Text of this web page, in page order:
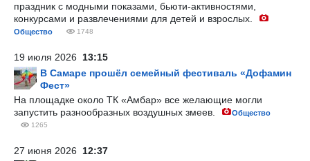
праздник с модными показами, бьюти-активностями,
конкурсами и развлечениями для детей и взрослых.
Общество 1748
19 июля 2026 13:15
В Самаре прошёл семейный фестиваль «Дофамин
Фест»
На площадке около ТК «Амбар» все желающие могли
запустить разнообразных воздушных змеев.
Общество
1265
27 июня 2026 12:37